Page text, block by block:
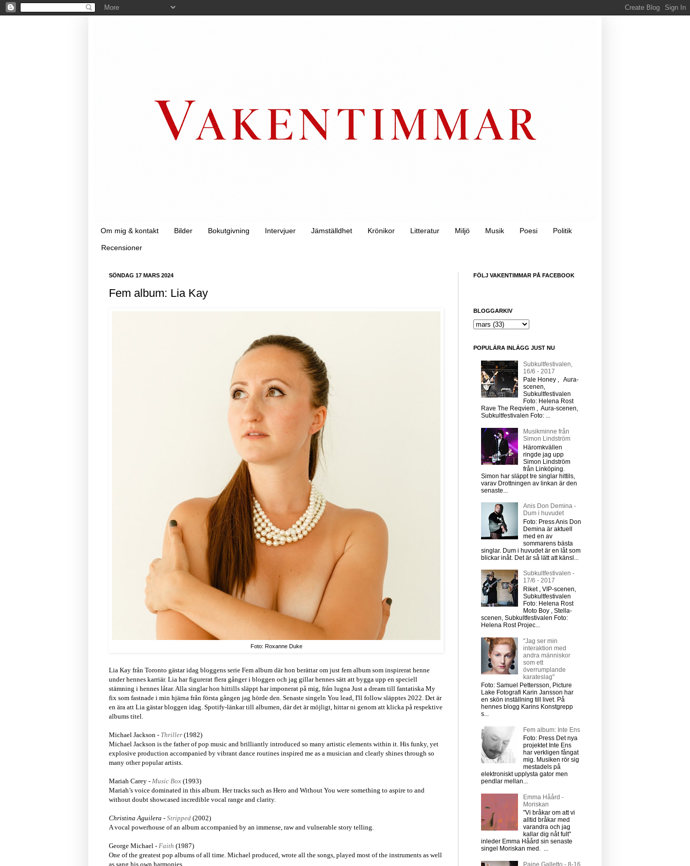
Om mig & kontakt Bilder Bokutgivning Intervjuer Jämställdhet Krönikor Litteratur Miljö Musik Poesi Politik
Recensioner
SÖNDAG 17 MARS 2024
Fem album: Lia Kay
Foto: Roxanne Duke
Lia Kay från Toronto gästar idag bloggens serie Fem album där hon berättar om just fem album som inspirerat henne
under hennes karriär. Lia har figurerat flera gånger i bloggen och jag gillar hennes sätt att bygga upp en speciell
stämning i hennes låtar. Alla singlar hon hittills släppt har imponerat på mig, från lugna Just a dream till fantatiska My
fix som fastnade i min hjärna från första gången jag hörde den. Senaste singeln You lead, I'll follow släpptes 2022. Det är
en ära att Lia gästar bloggen idag. Spotify-länkar till albumen, där det är möjligt, hittar ni genom att klicka på respektive
albums titel.
Michael Jackson - Thriller (1982)
Michael Jackson is the father of pop music and brilliantly introduced so many artistic elements within it. His funky, yet
explosive production accompanied by vibrant dance routines inspired me as a musician and clearly shines through so
many other popular artists.
Mariah Carey - Music Box (1993)
Mariah’s voice dominated in this album. Her tracks such as Hero and Without You were something to aspire to and
without doubt showcased incredible vocal range and clarity.
Christina Aguilera - Stripped (2002)
A vocal powerhouse of an album accompanied by an immense, raw and vulnerable story telling.
George Michael - Faith (1987)
One of the greatest pop albums of all time. Michael produced, wrote all the songs, played most of the instruments as well
as sang his own harmonies.
FÖLJ VAKENTIMMAR PÅ FACEBOOK
BLOGGARKIV
POPULÄRA INLÄGG JUST NU
Subkultfestivalen,
16/6 - 2017
Pale Honey , Aura-
scenen,
Subkultfestivalen
Foto: Helena Rost
Rave The Reqviem , Aura-scenen,
Subkultfestivalen Foto: ...
Musikminne från
Simon Lindström
Häromkvällen
ringde jag upp
Simon Lindström
från Linköping.
Simon har släppt tre singlar hittils,
varav Drottningen av linkan är den
senaste...
Anis Don Demina -
Dum i huvudet
Foto: Press Anis Don
Demina är aktuell
med en av
sommarens bästa
singlar. Dum i huvudet är en låt som
blickar inåt. Det är så lätt att känsl...
Subkultfestivalen -
17/6 - 2017
Riket , VIP-scenen,
Subkultfestivalen
Foto: Helena Rost
Moto Boy , Stella-
scenen, Subkultfestivalen Foto:
Helena Rost Projec...
"Jag ser min
interaktion med
andra människor
som ett
överrumplande
karateslag"
Foto: Samuel Pettersson, Picture
Lake Fotografi Karin Jansson har
en skön inställning till livet. På
hennes blogg Karins Konstgrepp
s...
Fem album: Inte Ens
Foto: Press Det nya
projektet Inte Ens
har verkligen fångat
mig. Musiken rör sig
mestadels på
elektroniskt upplysta gator men
pendlar mellan...
Emma Håård -
Moriskan
"Vi bråkar om att vi
alltid bråkar med
varandra och jag
kallar dig nåt fult"
inleder Emma Håård sin senaste
singel Moriskan med. ...
Paine Galletto - 8-16